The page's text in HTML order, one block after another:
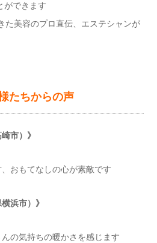
ができます
た美容のプロ直伝、エステシャンが
たちからの声
市）》
おもてなしの心が素敵です
浜市）》
の気持ちの暖かさを感じます